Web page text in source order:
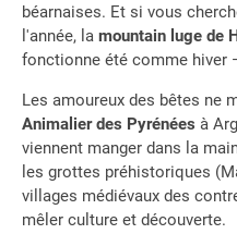
béarnaises. Et si vous
l'année, la mountain luge de
fonctionne été comme hiver
Les amoureux des bêtes ne
Animalier des Pyrénées à
viennent manger dans la
les grottes préhistoriques
villages médiévaux des
mêler culture et découverte.